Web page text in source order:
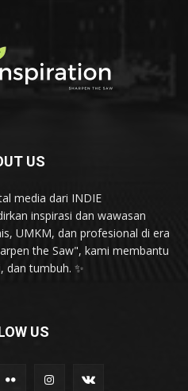
US
media dari INDIE
inspirasi dan wawasan
UMKM, dan profesional di era
the Saw", kami membantu
dan tumbuh. ✨
US